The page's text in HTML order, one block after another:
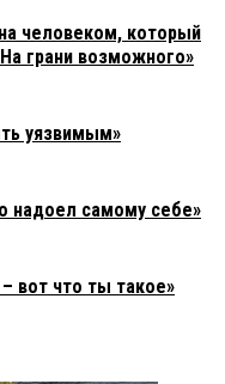
человеком, который
грани возможного»
уязвимым»
надоел самому себе»
вот что ты такое»